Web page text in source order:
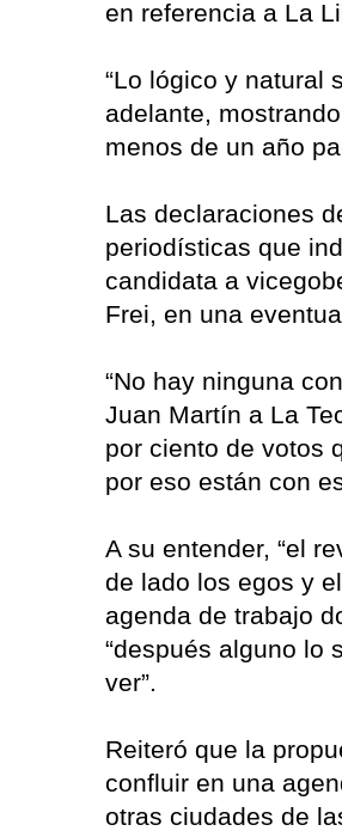
en referencia a La
“Lo lógico y natural
adelante,
menos de un año
Las declaraciones
periodísticas que
candidata a
Frei, en una
“No hay ninguna
Juan Martín a La
por ciento de votos
por eso están con
A su entender, “el
de lado los egos y
agenda de trabajo
“después alguno lo
ver”.
Reiteró que la
confluir en una
otras ciudades de